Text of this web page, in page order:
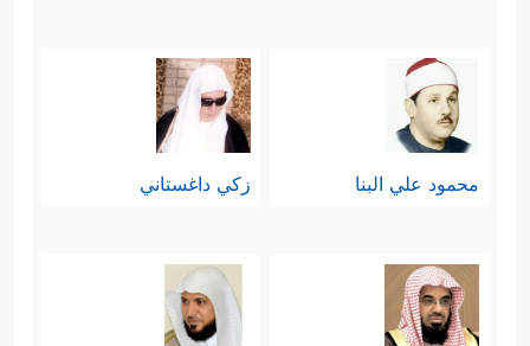
محمود علي البنا زكي داغستاني